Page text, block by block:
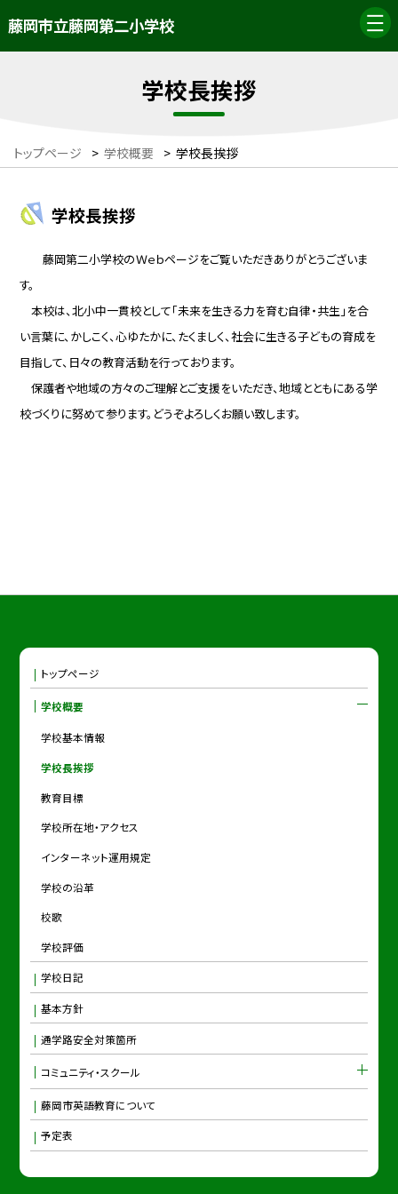
藤岡市立藤岡第二小学校
学校長挨拶
トップページ > 学校概要 > 学校長挨拶
学校長挨拶
藤岡第二小学校のＷｅｂページをご覧いただきありがとうございま
す。
本校は、北小中一貫校として「未来を生きる力を育む自律・共生」を合
い言葉に、かしこく、心ゆたかに、たくましく、社会に生きる子どもの育成を
目指して、日々の教育活動を行っております。
保護者や地域の方々のご理解とご支援をいただき、地域とともにある学
校づくりに努めて参ります。どうぞよろしくお願い致します。
トップページ
学校概要
学校基本情報
学校長挨拶
教育目標
学校所在地・アクセス
インターネット運用規定
学校の沿革
校歌
学校評価
学校日記
基本方針
通学路安全対策箇所
コミュニティ・スクール
藤岡市英語教育について
予定表